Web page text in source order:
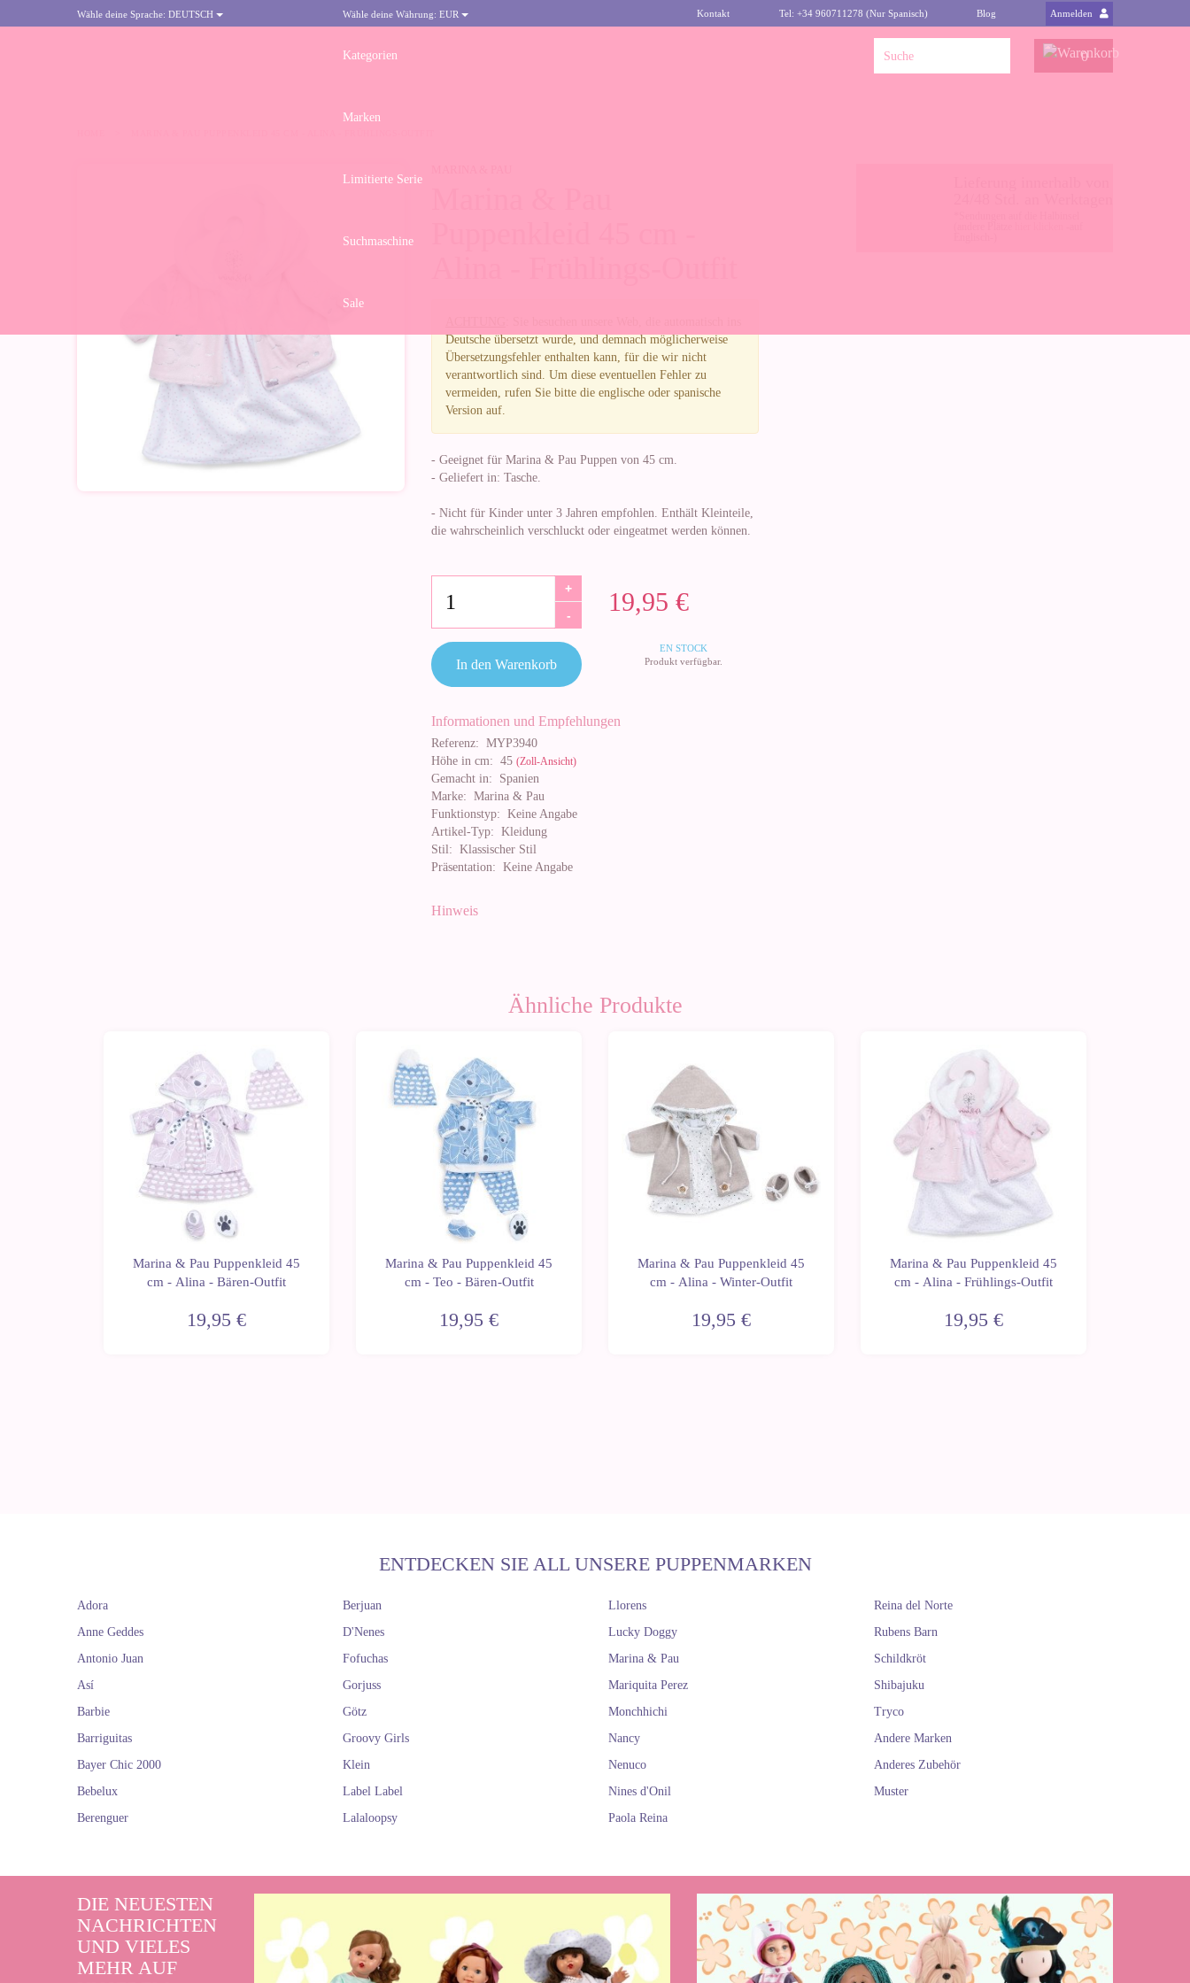
Wähle deine Sprache: DEUTSCH Wähle deine Währung: EUR Kontakt Tel: +34 960711278 (Nur Spanisch) Blog Anmelden
Kategorien
Marken
Limitierte Serie
Suchmaschine
Sale
0
Deutsche übersetzt wurde, und demnach möglicherweise
Übersetzungsfehler enthalten kann, für die wir nicht
verantwortlich sind. Um diese eventuellen Fehler zu
vermeiden, rufen Sie bitte die englische oder spanische
Version auf.
- Geeignet für Marina & Pau Puppen von 45 cm.
- Geliefert in: Tasche.
- Nicht für Kinder unter 3 Jahren empfohlen. Enthält Kleinteile,
die wahrscheinlich verschluckt oder eingeatmet werden können.
19,95 €
+
-
EN STOCK
Produkt verfügbar.
In den Warenkorb
Informationen und Empfehlungen
Referenz: MYP3940
Höhe in cm: 45 (Zoll-Ansicht)
Gemacht in: Spanien
Marke: Marina & Pau
Funktionstyp: Keine Angabe
Artikel-Typ: Kleidung
Stil: Klassischer Stil
Präsentation: Keine Angabe
Hinweis
Ähnliche Produkte
Marina & Pau Puppenkleid 45
cm - Alina - Bären-Outfit
19,95 €
Marina & Pau Puppenkleid 45
cm - Teo - Bären-Outfit
19,95 €
Marina & Pau Puppenkleid 45
cm - Alina - Winter-Outfit
19,95 €
Marina & Pau Puppenkleid 45
cm - Alina - Frühlings-Outfit
19,95 €
ENTDECKEN SIE ALL UNSERE PUPPENMARKEN
Adora
Anne Geddes
Antonio Juan
Así
Barbie
Barriguitas
Bayer Chic 2000
Bebelux
Berenguer
Berjuan
D'Nenes
Fofuchas
Gorjuss
Götz
Groovy Girls
Klein
Label Label
Lalaloopsy
Llorens
Lucky Doggy
Marina & Pau
Mariquita Perez
Monchhichi
Nancy
Nenuco
Nines d'Onil
Paola Reina
Reina del Norte
Rubens Barn
Schildkröt
Shibajuku
Tryco
Andere Marken
Anderes Zubehör
Muster
DIE NEUESTEN
NACHRICHTEN
UND VIELES
MEHR AUF